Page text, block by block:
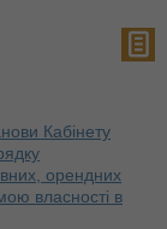
Кабінету
орендних
власності в